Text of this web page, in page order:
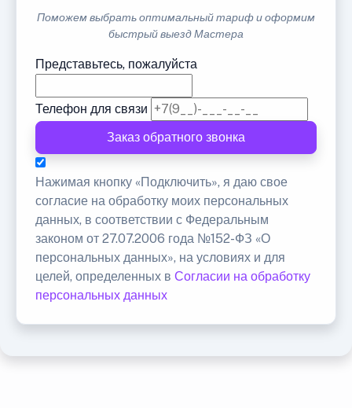
Поможем выбрать оптимальный тариф и оформим
быстрый выезд Мастера
Представьтесь, пожалуйста
Телефон для связи
Заказ обратного звонка
Нажимая кнопку «Подключить», я даю свое
согласие на обработку моих персональных
данных, в соответствии с Федеральным
законом от 27.07.2006 года №152-ФЗ «О
персональных данных», на условиях и для
целей, определенных в Согласии на обработку
персональных данных